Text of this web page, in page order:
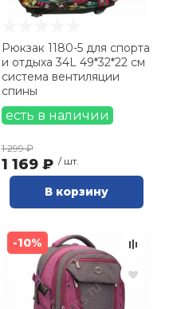
Рюкзак 1180-5 для спорта
и отдыха 34L 49*32*22 см
система вентиляции
спины
есть в наличии
1 299 ₽
1 169 ₽ / шт.
В корзину
-10%